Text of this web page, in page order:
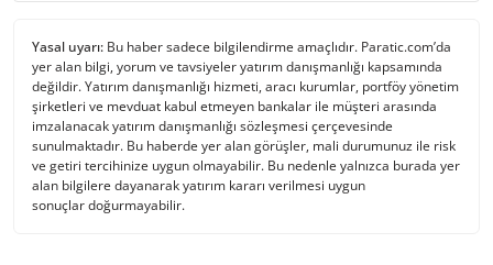
Yasal uyarı: Bu haber sadece bilgilendirme amaçlıdır. Paratic.com’da
yer alan bilgi, yorum ve tavsiyeler yatırım danışmanlığı kapsamında
değildir. Yatırım danışmanlığı hizmeti, aracı kurumlar, portföy yönetim
şirketleri ve mevduat kabul etmeyen bankalar ile müşteri arasında
imzalanacak yatırım danışmanlığı sözleşmesi çerçevesinde
sunulmaktadır. Bu haberde yer alan görüşler, mali durumunuz ile risk
ve getiri tercihinize uygun olmayabilir. Bu nedenle yalnızca burada yer
alan bilgilere dayanarak yatırım kararı verilmesi uygun
sonuçlar doğurmayabilir.